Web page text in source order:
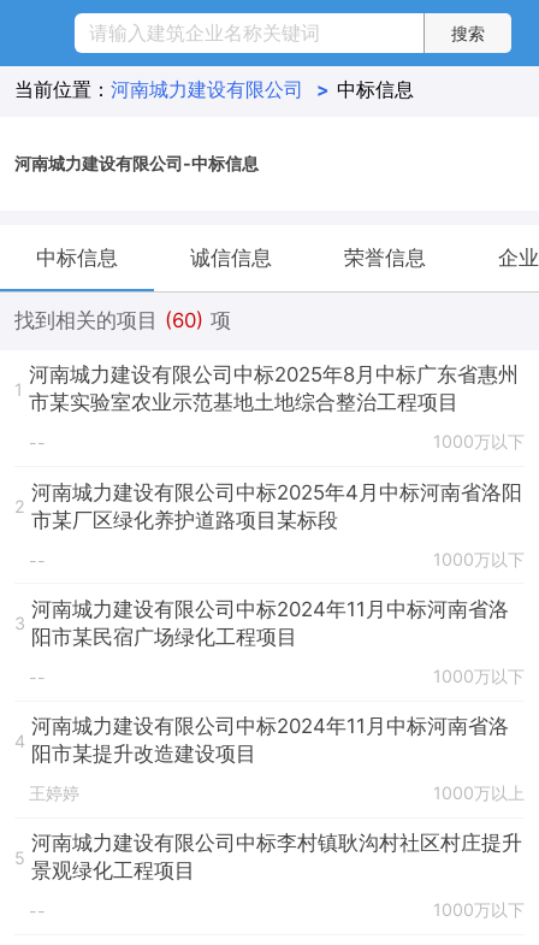
当前位置： 河南城力建设有限公司 > 中标信息
河南城力建设有限公司-中标信息
中标信息 诚信信息 荣誉信息 企
找到相关的项目 (60) 项
1
河南城力建设有限公司中标2025年8月中标广东省惠州
市某实验室农业示范基地土地综合整治工程项目
-- 1000万以下
2
河南城力建设有限公司中标2025年4月中标河南省洛阳
市某厂区绿化养护道路项目某标段
-- 1000万以下
3
河南城力建设有限公司中标2024年11月中标河南省洛
阳市某民宿广场绿化工程项目
-- 1000万以下
4
河南城力建设有限公司中标2024年11月中标河南省洛
阳市某提升改造建设项目
王婷婷 1000万以上
5
河南城力建设有限公司中标李村镇耿沟村社区村庄提升
景观绿化工程项目
-- 1000万以下